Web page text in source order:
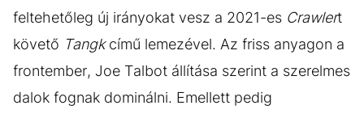
feltehetőleg új irányokat vesz a 2021-es Crawlert
követő Tangkcímű lemezével. Az friss anyagon a
frontember, Joe Talbot állítása szerint a szerelmes
dalok fognak dominálni. Emellett pedig